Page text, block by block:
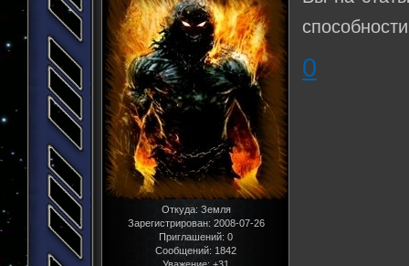
Откуда: Земля
Зарегистрирован: 2008-07-26
Приглашений: 0
Сообщений: 1842
0